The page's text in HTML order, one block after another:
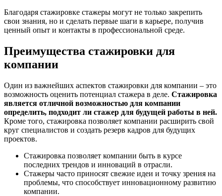
Благодаря стажировке стажеры могут не только закрепить
свои знания, но и сделать первые шаги в карьере, получив
ценный опыт и контакты в профессиональной среде.
Преимущества стажировки для
компании
Один из важнейших аспектов стажировки для компании – это
возможность оценить потенциал стажера в деле. Стажировка
является отличной возможностью для компании
определить, подходит ли стажер для будущей работы в ней.
Кроме того, стажировка позволяет компании расширить свой
круг специалистов и создать резерв кадров для будущих
проектов.
Стажировка позволяет компании быть в курсе
последних трендов и инноваций в отрасли.
Стажеры часто приносят свежие идеи и точку зрения на
проблемы, что способствует инновационному развитию
компании.